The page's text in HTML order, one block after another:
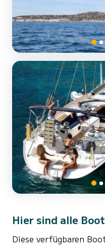
Hier sind alle
Diese verfügbaren